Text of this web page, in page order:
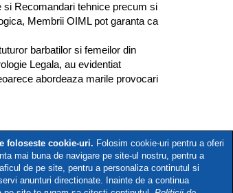
Recomandari tehnice precum si
Membrii OIML pot garanta ca
barbatilor si femeilor din
Legala, au evidentiat
abordeaza marile provocari
Roman de Metrologie
foloseste cookie-uri. Folosim cookie-uri pentru a oferi
mai buna de navigare pe site-ul nostru, pentru a
de pe site, pentru a personaliza continutul si
anunturi directionate. Inainte de a continua